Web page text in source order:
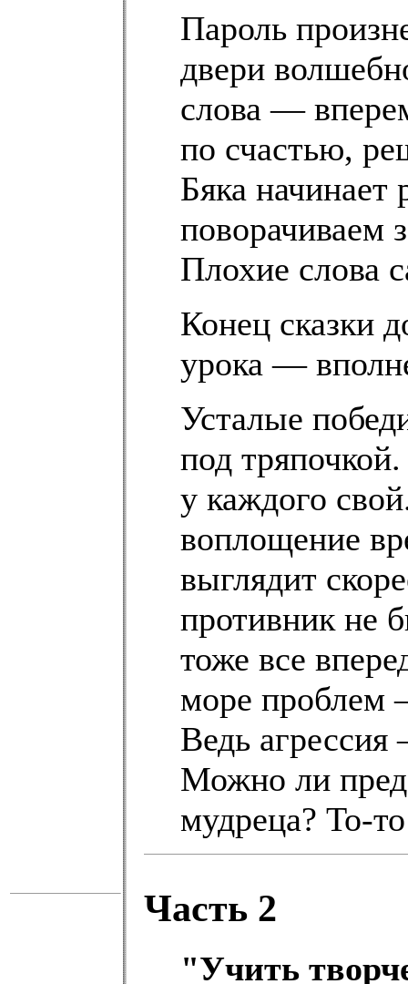
Пароль
двери
слова —
по счастью,
Бяка начинает
поворачиваем
Плохие слова
Конец сказки
урока —
Усталые
под
у каждого
воплощение
выглядит
противник не
тоже все
море проблем
Ведь
Можно ли
мудреца? То-
Часть 2
"Учить